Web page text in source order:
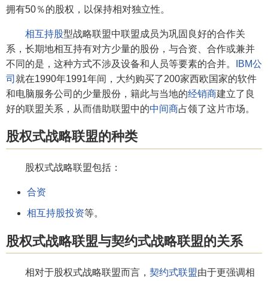
拥有50％的股权，以保持相对独立性。
相互持股型战略联盟中联盟成员为巩固良好的合作关
系，长期地相互持有对方少量的股份，与合资、合作或兼并
不同的是，这种方式不涉及设备和人员等要素的合并。
IBM公
司 就在1990年1991年间，大约购买了200家西欧国家的软件
和电脑服务公司的少量股份，籍此与当地的经销商建立了良
好的联盟关系，从而借助联盟中的中间商占领了这片市场。
股权式战略联盟的种类
股权式战略联盟包括：
合资
相互持股投资等。
股权式战略联盟与契约式战略联盟的关系
相对于股权式战略联盟而言， 契约式联盟由于更强调相